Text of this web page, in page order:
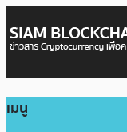
เมนู